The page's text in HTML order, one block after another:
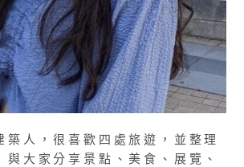
築人，很喜歡四處旅遊，並整理
與大家分享景點、美食、展覽、